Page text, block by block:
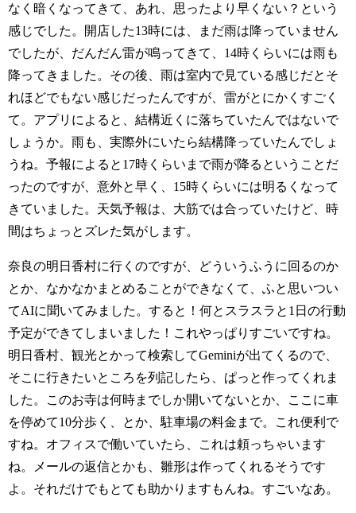
なく暗くなってきて、あれ、思ったより早くない？という
感じでした。開店した13時には、まだ雨は降っていません
でしたが、だんだん雷が鳴ってきて、14時くらいには雨も
降ってきました。その後、雨は室内で見ている感じだとそ
れほどでもない感じだったんですが、雷がとにかくすごく
て。アプリによると、結構近くに落ちていたんではないで
しょうか。雨も、実際外にいたら結構降っていたんでしょ
うね。予報によると17時くらいまで雨が降るということだ
ったのですが、意外と早く、15時くらいには明るくなって
きていました。天気予報は、大筋では合っていたけど、時
間はちょっとズレた気がします。
奈良の明日香村に行くのですが、どういうふうに回るのか
とか、なかなかまとめることができなくて、ふと思いつい
てAIに聞いてみました。すると！何とスラスラと1日の行動
予定ができてしまいました！これやっぱりすごいですね。
明日香村、観光とかって検索してGeminiが出てくるので、
そこに行きたいところを列記したら、ぱっと作ってくれま
した。このお寺は何時までしか開いてないとか、ここに車
を停めて10分歩く、とか、駐車場の料金まで。これ便利で
すね。オフィスで働いていたら、これは頼っちゃいます
ね。メールの返信とかも、雛形は作ってくれるそうです
よ。それだけでもとても助かりますもんね。すごいなあ。